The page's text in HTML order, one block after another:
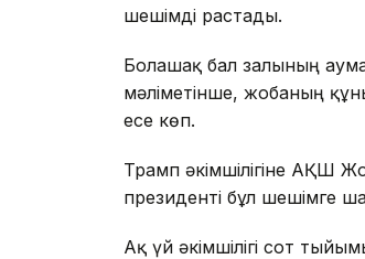
шешімді растады.
Болашақ бал залының
мәліметінше, жобаның
есе көп.
Трамп әкімшілігіне АҚШ
президенті бұл шешімге
Ақ үй әкімшілігі сот